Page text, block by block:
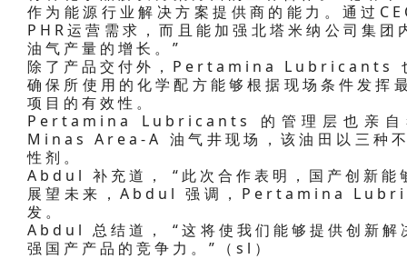
作为能源行业解决方案提供商的能力。通过
PHR运营需求，而且能加强北塔米纳公司集
油气产量的增长。”
除了产品交付外，Pertamina Lubricants 也
确保所使用的化学配方能够根据现场条件发挥
项目的有效性。
Pertamina Lubricants 的管理层也亲
Minas Area-A 油气井现场，该油田以三种
性剂。
Abdul 补充道， “此次合作表明，国产创新能
展望未来，Abdul 强调，Pertamina
发。
Abdul 总结道， “这将使我们能够提供创新解
强国产产品的竞争力。”（sl）